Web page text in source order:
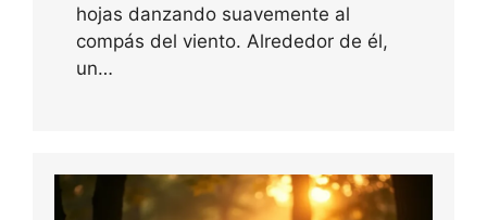
hojas danzando suavemente al
compás del viento. Alrededor de él,
un…